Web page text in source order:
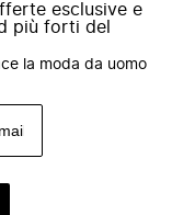
esclusive e
più forti del
la moda da uomo